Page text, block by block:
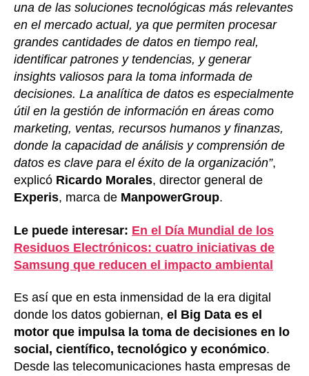
una de las soluciones tecnológicas más relevantes
en el mercado actual, ya que permiten procesar
grandes cantidades de datos en tiempo real,
identificar patrones y tendencias, y generar
insights valiosos para la toma informada de
decisiones. La analítica de datos es especialmente
útil en la gestión de información en áreas como
marketing, ventas, recursos humanos y finanzas,
donde la capacidad de análisis y comprensión de
datos es clave para el éxito de la organización”,
explicó Ricardo Morales, director general de
Experis, marca de ManpowerGroup.
Le puede interesar: En el Día Mundial de los
Residuos Electrónicos: cuatro iniciativas de
Samsung que reducen el impacto ambiental
Es así que en esta inmensidad de la era digital
donde los datos gobiernan, el Big Data es el
motor que impulsa la toma de decisiones en lo
social, científico, tecnológico y económico.
Desde las telecomunicaciones hasta empresas de